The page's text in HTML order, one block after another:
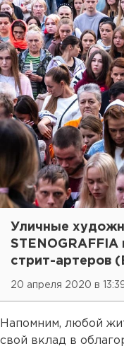
Уличные
стрит-артеров
20 апреля 2020 в
Напомним, любой
свой вклад в